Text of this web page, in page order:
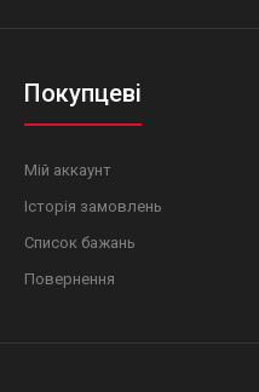
Покупцеві
Мій аккаунт
Історія замовлень
Список бажань
Повернення